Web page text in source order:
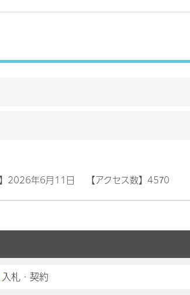
2026年6月11日 【アクセス数】 4570
入札・契約